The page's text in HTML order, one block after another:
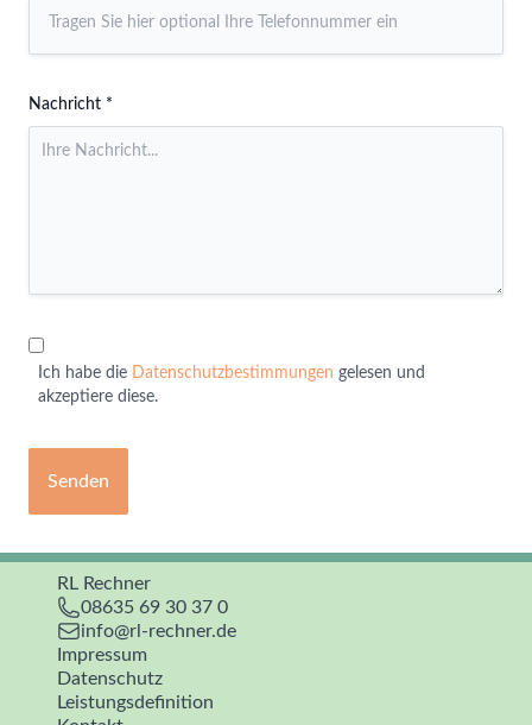
Nachricht *
Ich habe die Datenschutzbestimmungen gelesen und
akzeptiere diese.
Senden
RL Rechner
08635 69 30 37 0
info@rl-rechner.de
Impressum
Datenschutz
Leistungsdefinition